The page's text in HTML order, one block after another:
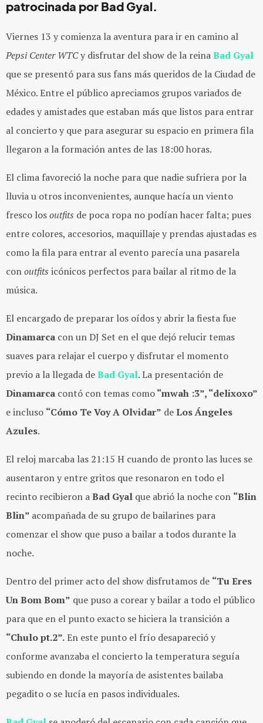
patrocinada por Bad Gyal.
Viernes 13 y comienza la aventura para ir en camino al
Pepsi Center WTCy disfrutar del show de la reinaBad Gyal
que se presentó para sus fans más queridos de la Ciudad de
México. Entre el público apreciamos grupos variados de
edades y amistades que estaban más que listos para entrar
al concierto y que para asegurar su espacio en primera fila
llegaron a la formación antes de las 18:00 horas.
El clima favoreció la noche para que nadie sufriera por la
lluvia u otros inconvenientes, aunque hacía un viento
fresco losoutfits de poca ropa no podían hacer falta; pues
entre colores, accesorios, maquillaje y prendas ajustadas es
como la fila para entrar al evento parecía una pasarela
conoutfits icónicos perfectos para bailar al ritmo de la
música.
El encargado de preparar los oídos y abrir la fiesta fue
Dinamarca con un DJ Set en el que dejó relucir temas
suaves para relajar el cuerpo y disfrutar el momento
previo a la llegada deBad Gyal. La presentación de
Dinamarca contó con temas como“mwah :3”, “delixoxo”
e incluso “Cómo Te Voy A Olvidar” deLos Ángeles
Azules.
El reloj marcaba las 21:15 H cuando de pronto las luces se
ausentaron y entre gritos que resonaron en todo el
recinto recibieron aBad Gyal que abrió la noche con “Blin
Blin” acompañada de su grupo de bailarines para
comenzar el show que puso a bailar a todos durante la
noche.
Dentro del primer acto del show disfrutamos de “Tu Eres
Un Bom Bom” que puso a corear y bailar a todo el público
para que en el punto exacto se hiciera la transición a
“Chulo pt.2”.En este punto el frío desapareció y
conforme avanzaba el concierto la temperatura seguía
subiendo en donde la mayoría de asistentes bailaba
pegadito o se lucía en pasos individuales.